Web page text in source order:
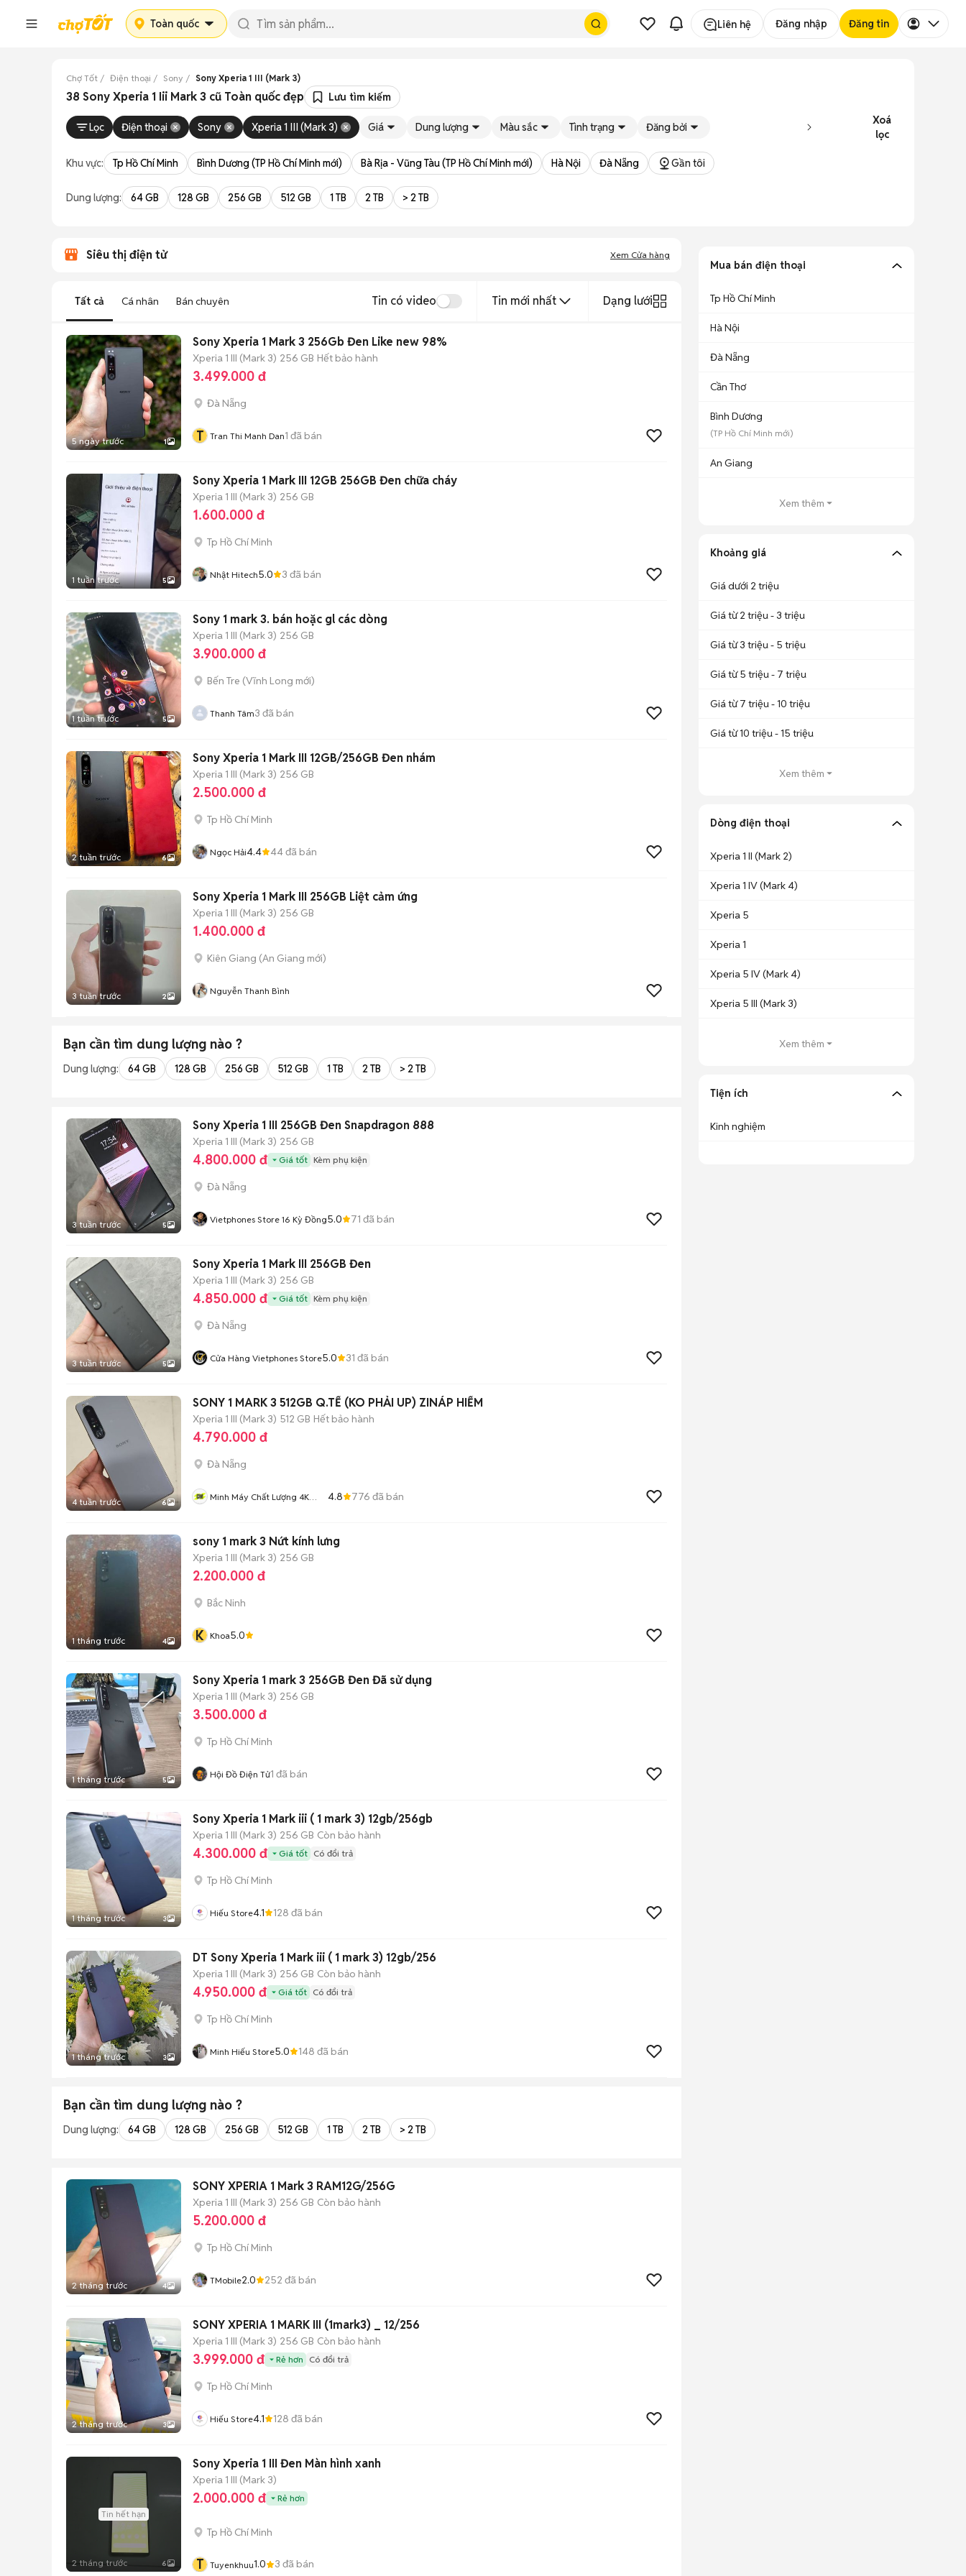
Toàn quốc Liên hệ Đăng nhập Đăng tin
Chợ Tốt Điện thoại Sony Sony Xperia 1 III (Mark 3)
38 Sony Xperia 1 Iii Mark 3 cũ Toàn quốc đẹp Lưu tìm kiếm
Lọc Điện thoại Sony Xperia 1 III (Mark 3) Giá Dung lượng Màu sắc Tình trạng Đăng bởi
Xoá
lọc
Khu vực: Tp Hồ Chí Minh Bình Dương (TP Hồ Chí Minh mới) Bà Rịa - Vũng Tàu (TP Hồ Chí Minh mới) Hà Nội Đà Nẵng Gần tôi
Dung lượng: 64 GB 128 GB 256 GB 512 GB 1 TB 2 TB > 2 TB
Siêu thị điện tử Xem Cửa hàng
Tất cả Cá nhân Bán chuyên Tin có video Tin mới nhất Dạng lưới
5 ngày trước 1
Sony Xperia 1 Mark 3 256Gb Đen Like new 98%
Xperia 1 III (Mark 3) 256 GB Hết bảo hành
3.499.000 đ
Đà Nẵng
T Tran Thi Manh Dan1 đã bán
1 tuần trước 5
Sony Xperia 1 Mark III 12GB 256GB Đen chữa cháy
Xperia 1 III (Mark 3) 256 GB
1.600.000 đ
Tp Hồ Chí Minh
Nhật Hitech5.0 3 đã bán
1 tuần trước 5
Sony 1 mark 3. bán hoặc gl các dòng
Xperia 1 III (Mark 3) 256 GB
3.900.000 đ
Bến Tre (Vĩnh Long mới)
Thanh Tâm3 đã bán
2 tuần trước 6
Sony Xperia 1 Mark III 12GB/256GB Đen nhám
Xperia 1 III (Mark 3) 256 GB
2.500.000 đ
Tp Hồ Chí Minh
Ngọc Hải4.4 44đã bán
3 tuần trước 2
Sony Xperia 1 Mark III 256GB Liệt cảm ứng
Xperia 1 III (Mark 3) 256 GB
1.400.000 đ
Kiên Giang (An Giang mới)
Nguyễn Thanh Bình
Bạn cần tìm dung lượng nào ?
Dung lượng: 64 GB 128 GB 256 GB 512 GB 1 TB 2 TB > 2 TB
3 tuần trước 5
Sony Xperia 1 III 256GB Đen Snapdragon 888
Xperia 1 III (Mark 3) 256 GB
4.800.000 đ Giá tốt Kèm phụ kiện
Đà Nẵng
Vietphones Store 16 Kỳ Đồng5.0 71 đã bán
3 tuần trước 5
Sony Xperia 1 Mark III 256GB Đen
Xperia 1 III (Mark 3) 256 GB
4.850.000 đ Giá tốt Kèm phụ kiện
Đà Nẵng
Cửa Hàng Vietphones Store5.0 31 đã bán
4 tuần trước 6
SONY 1 MARK 3 512GB Q.TẾ (KO PHẢI UP) ZINÁP HIẾM
Xperia 1 III (Mark 3) 512 GB Hết bảo hành
4.790.000 đ
Đà Nẵng
Minh Máy Chất Lượng 4K
4.8 776 đã bán
1 tháng trước 4
sony 1 mark 3 Nứt kính lưng
Xperia 1 III (Mark 3) 256 GB
2.200.000 đ
Bắc Ninh
K Khoa5.0
1 tháng trước 5
Sony Xperia 1 mark 3 256GB Đen Đã sử dụng
Xperia 1 III (Mark 3) 256 GB
3.500.000 đ
Tp Hồ Chí Minh
Hội Đồ Điện Tử1 đã bán
1 tháng trước 3
Sony Xperia 1 Mark iii ( 1 mark 3) 12gb/256gb
Xperia 1 III (Mark 3) 256 GB Còn bảo hành
4.300.000 đ Giá tốt Có đổi trả
Tp Hồ Chí Minh
Hiếu Store4.1 128 đã bán
1 tháng trước 3
DT Sony Xperia 1 Mark iii ( 1 mark 3) 12gb/256
Xperia 1 III (Mark 3) 256 GB Còn bảo hành
4.950.000 đ Giá tốt Có đổi trả
Tp Hồ Chí Minh
Minh Hiếu Store5.0 148 đã bán
Bạn cần tìm dung lượng nào ?
Dung lượng: 64 GB 128 GB 256 GB 512 GB 1 TB 2 TB > 2 TB
2 tháng trước 4
SONY XPERIA 1 Mark 3 RAM12G/256G
Xperia 1 III (Mark 3) 256 GB Còn bảo hành
5.200.000 đ
Tp Hồ Chí Minh
TMobile2.0 252 đã bán
2 tháng trước 3
SONY XPERIA 1 MARK III (1mark3) _ 12/256
Xperia 1 III (Mark 3) 256 GB Còn bảo hành
3.999.000 đ Rẻ hơn Có đổi trả
Tp Hồ Chí Minh
Hiếu Store4.1 128 đã bán
Tin hết hạn
2 tháng trước 6
Sony Xperia 1 III Đen Màn hình xanh
Xperia 1 III (Mark 3)
2.000.000 đ Rẻ hơn
Tp Hồ Chí Minh
T Tuyenkhuu1.0 3 đã bán
Mua bán điện thoại
Tp Hồ Chí Minh
Hà Nội
Đà Nẵng
Cần Thơ
Bình Dương
(TP Hồ Chí Minh mới)
An Giang
Xem thêm
Khoảng giá
Giá dưới 2 triệu
Giá từ 2 triệu - 3 triệu
Giá từ 3 triệu - 5 triệu
Giá từ 5 triệu - 7 triệu
Giá từ 7 triệu - 10 triệu
Giá từ 10 triệu - 15 triệu
Xem thêm
Dòng điện thoại
Xperia 1 II (Mark 2)
Xperia 1 IV (Mark 4)
Xperia 5
Xperia 1
Xperia 5 IV (Mark 4)
Xperia 5 III (Mark 3)
Xem thêm
Tiện ích
Kinh nghiệm